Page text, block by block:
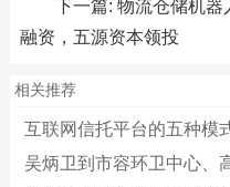
下一篇: 物流仓储机器
融资，五源资本领投
相关推荐
互联网信托平台的五种模
吴炳卫到市容环卫中心、